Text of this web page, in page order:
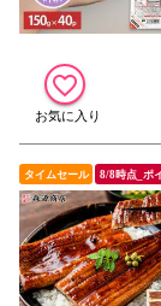
タイムセール 8/8時点_ポ